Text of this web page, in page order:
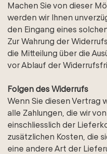
Machen Sie von dieser
werden wir Ihnen
den Eingang eines
Zur Wahrung der
die Mitteilung über die
vor Ablauf der
Folgen des Widerrufs
Wenn Sie diesen Vertrag
alle Zahlungen, die wir
einschliesslich der
zusätzlichen Kosten, die
eine andere Art der